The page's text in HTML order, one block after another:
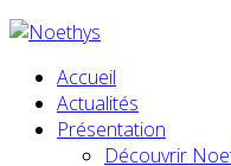
Accueil
Actualités
Présentation
Découvrir